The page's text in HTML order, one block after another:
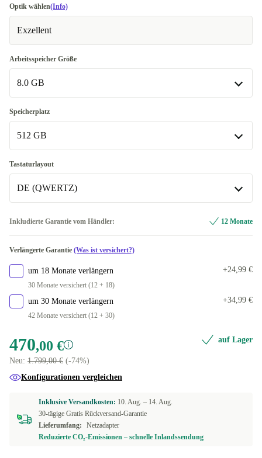
Optik wählen(Info)
Exzellent
Arbeitsspeicher Größe
8.0 GB
8.0 GB
16.0 GB +100,18 €
24.0 GB
40.0 GB +263,00 €
Speicherplatz
512 GB
512 GB
1000 GB +78,00 €
+100,00 €
Tastaturlayout
DE (QWERTZ)
Inkludierte Garantie vom Händler: 12 Monate
Verlängerte Garantie (Was ist versichert?)
um 18 Monate verlängern
30 Monate versichert (12 + 18)
+24,99 €
um 30 Monate verlängern
42 Monate versichert (12 + 30)
+34,99 €
470,00 €
Neu: 1.799,00 € (-74%)
auf Lager
Konfigurationen vergleichen
Inklusive Versandkosten: 10. Aug. – 14. Aug.
30-tägige Gratis Rückversand-Garantie
Lieferumfang:
Netzadapter
Reduzierte CO₂-Emissionen – schnelle Inlandssendung